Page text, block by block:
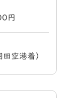
円
空港着）